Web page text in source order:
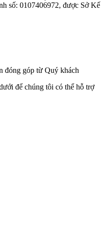
số: 0107406972, được Sở Kế
đóng góp từ Quý khách
để chúng tôi có thể hỗ trợ